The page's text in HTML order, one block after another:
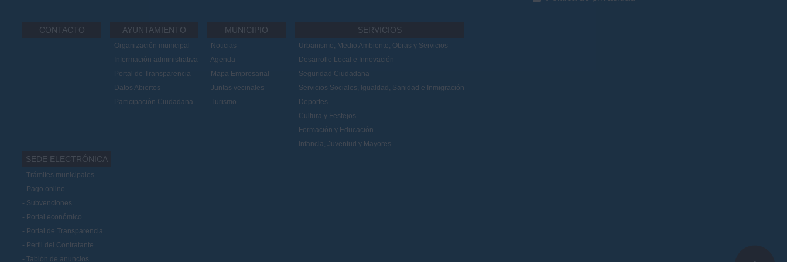
CONTACTO AYUNTAMIENTO
Organización municipal
Información administrativa
Portal de Transparencia
Datos Abiertos
Participación Ciudadana
MUNICIPIO
Noticias
Agenda
Mapa Empresarial
Juntas vecinales
Turismo
SERVICIOS
Urbanismo, Medio Ambiente, Obras y Servicios
Desarrollo Local e Innovación
Seguridad Ciudadana
Servicios Sociales, Igualdad, Sanidad e Inmigración
Deportes
Cultura y Festejos
Formación y Educación
Infancia, Juventud y Mayores
SEDE ELECTRÓNICA
Trámites municipales
Pago online
Subvenciones
Portal económico
Portal de Transparencia
Perfil del Contratante
Tablón de anuncios